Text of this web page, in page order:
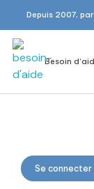
Depuis 2007,
Besoin
Se